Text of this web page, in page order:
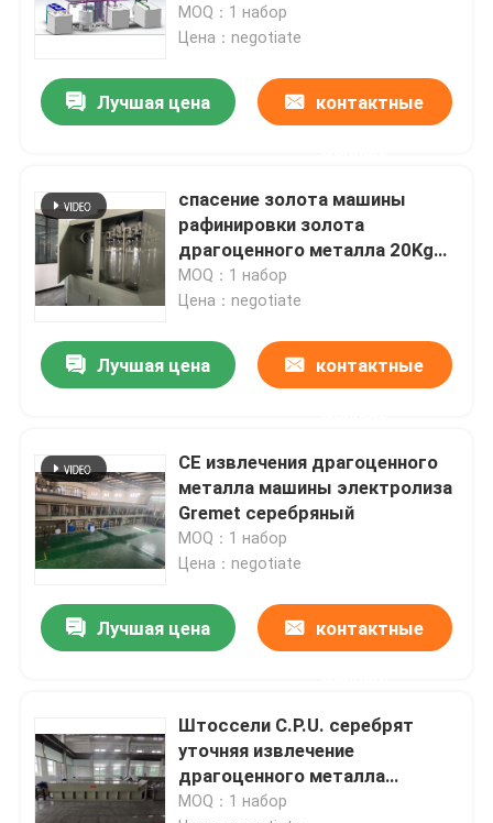
серебряное от электронного
отхода
MOQ：1 набор
Цена：negotiate
Лучшая цена контактные
спасение золота машины
рафинировки золота
драгоценного металла 20Kg
через электролиз
MOQ：1 набор
Цена：negotiate
Лучшая цена контактные
CE извлечения драгоценного
металла машины электролиза
Gremet серебряный
MOQ：1 набор
Цена：negotiate
Лучшая цена контактные
Штоссели C.P.U. серебрят
уточняя извлечение
драгоценного металла
емкости машины 20Kg
MOQ：1 набор